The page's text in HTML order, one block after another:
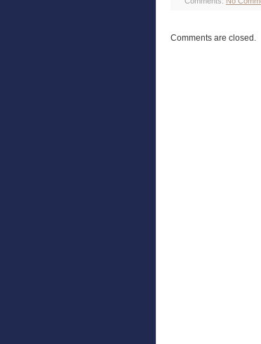
Comments are closed.